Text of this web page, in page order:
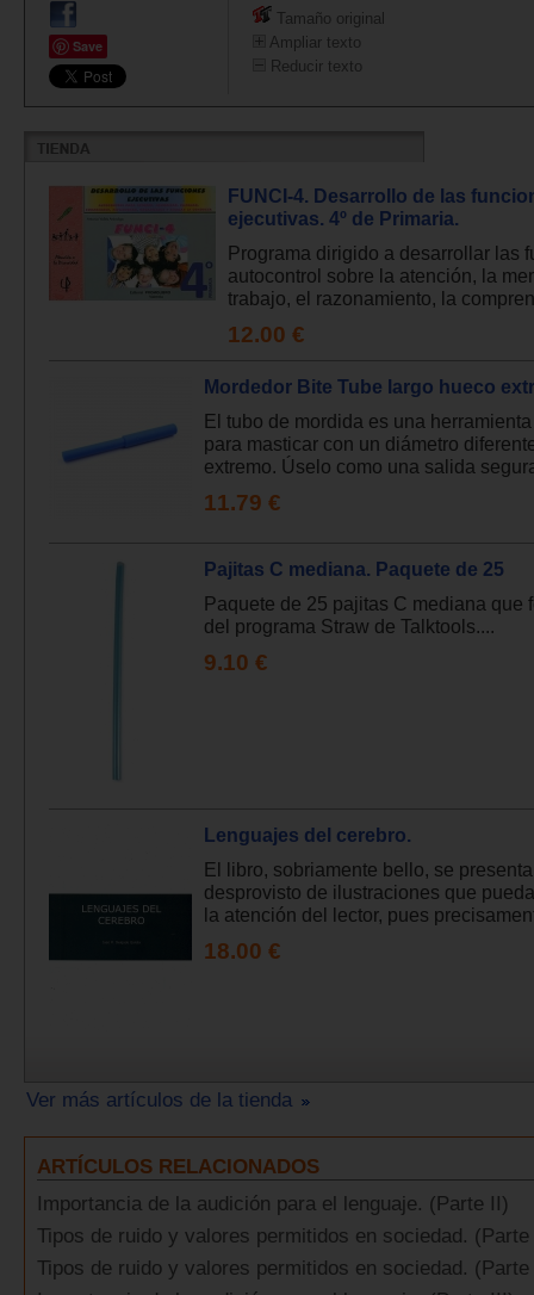
Save
Tamaño original
Ampliar texto
Reducir texto
FUNCI-4. Desarrollo de las
ejecutivas. 4º de Primaria.
Programa dirigido a desarrollar las
autocontrol sobre la atención, la
trabajo, el razonamiento, la
12.00 €
Mordedor Bite Tube largo hueco
El tubo de mordida es una
para masticar con un diámetro
extremo. Úselo como una salida
11.79 €
Pajitas C mediana. Paquete de 25
Paquete de 25 pajitas C mediana que
del programa Straw de Talktools....
9.10 €
Lenguajes del cerebro.
El libro, sobriamente bello, se presenta
desprovisto de ilustraciones que
la atención del lector, pues
18.00 €
Ver más artículos de la tienda
ARTÍCULOS RELACIONADOS
Importancia de la audición para el lenguaje. (Parte II)
Tipos de ruido y valores permitidos en sociedad.
Tipos de ruido y valores permitidos en sociedad.